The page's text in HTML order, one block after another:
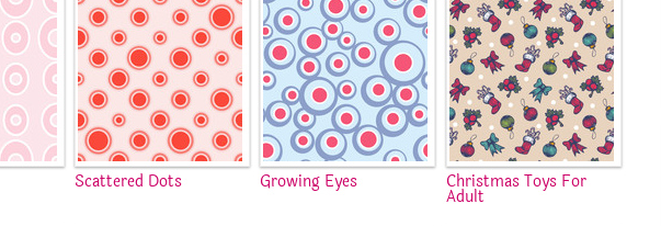
Scattered Dots Growing Eyes Christmas Toys For
Adult